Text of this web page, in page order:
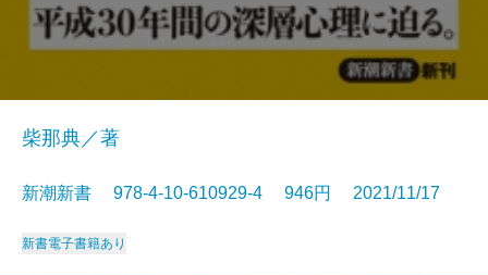
柴那典／著
新潮新書 978-4-10-610929-4 946円 2021/11/17
新書電子書籍あり